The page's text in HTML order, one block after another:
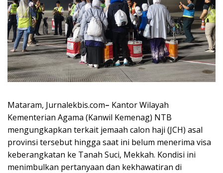
Mataram, Jurnalekbis.com– Kantor Wilayah
Kementerian Agama (Kanwil Kemenag) NTB
mengungkapkan terkait jemaah calon haji (JCH) asal
provinsi tersebut hingga saat ini belum menerima visa
keberangkatan ke Tanah Suci, Mekkah. Kondisi ini
menimbulkan pertanyaan dan kekhawatiran di